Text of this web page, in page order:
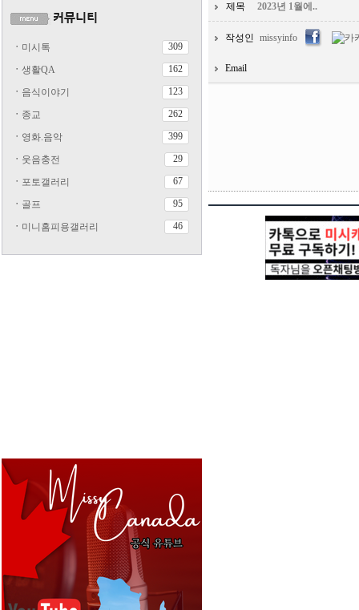
ㆍ 미시톡 309
ㆍ 생활QA 162
ㆍ 음식이야기 123
ㆍ 종교 262
ㆍ 영화.음악 399
ㆍ 웃음충전 29
ㆍ 포토갤러리 67
ㆍ 골프 95
ㆍ 미니홈피용갤러리 46
제목 2023년 1월에..
작성인 missyinfo
Email